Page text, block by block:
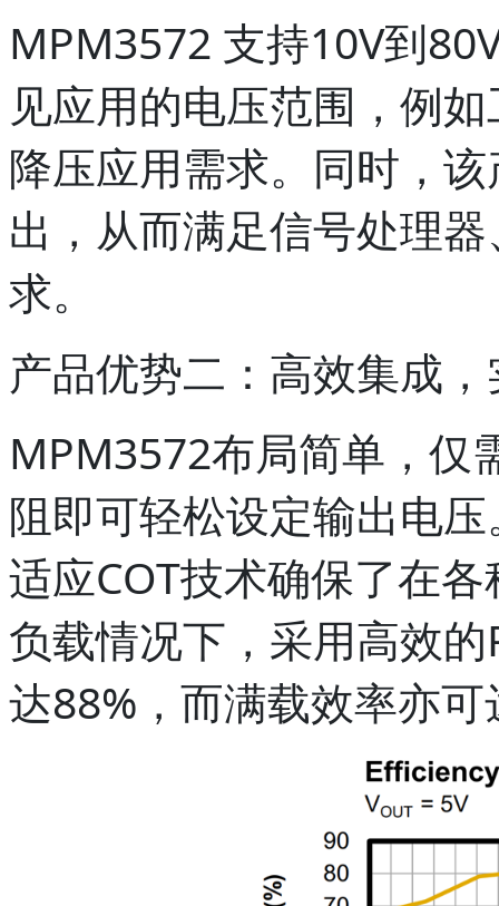
MPM3572 支持10V到
见应用的电压范围，例
降压应用需求。同时，
出，从而满足信号处理
求。
产品优势二：高效集成
MPM3572布局简单，仅
阻即可轻松设定输出电
适应COT技术确保了在
负载情况下，采用高效
达88%，而满载效率亦